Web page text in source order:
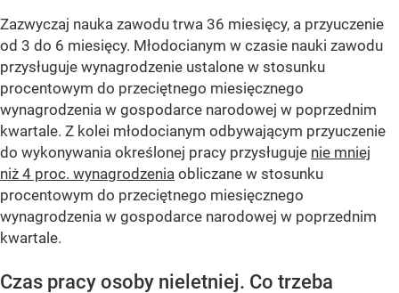
Zazwyczaj nauka zawodu trwa 36 miesięcy, a przyuczenie
od 3 do 6 miesięcy. Młodocianym w czasie nauki zawodu
przysługuje wynagrodzenie ustalone w stosunku
procentowym do przeciętnego miesięcznego
wynagrodzenia w gospodarce narodowej w poprzednim
kwartale. Z kolei młodocianym odbywającym przyuczenie
do wykonywania określonej pracy przysługuje nie mniej
niż 4 proc. wynagrodzenia obliczane w stosunku
procentowym do przeciętnego miesięcznego
wynagrodzenia w gospodarce narodowej w poprzednim
kwartale.
Czas pracy osoby nieletniej. Co trzeba